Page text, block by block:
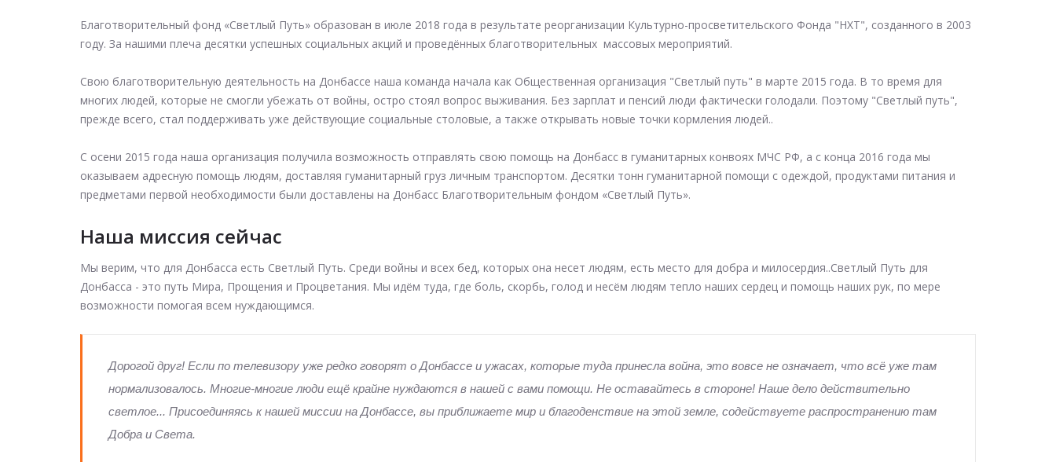
Благотворительный фонд «Светлый Путь» образован в июле 2018 года в результате реорганизации Культурно-просветительского Фонда "НХТ", созданного в 2003
году. За нашими плеча десятки успешных социальных акций и проведённых благотворительных массовых мероприятий.
Свою благотворительную деятельность на Донбассе наша команда начала как Общественная организация "Светлый путь" в марте 2015 года. В то время для
многих людей, которые не смогли убежать от войны, остро стоял вопрос выживания. Без зарплат и пенсий люди фактически голодали. Поэтому "Светлый путь",
прежде всего, стал поддерживать уже действующие социальные столовые, а также открывать новые точки кормления людей..
С осени 2015 года наша организация получила возможность отправлять свою помощь на Донбасс в гуманитарных конвоях МЧС РФ, а с конца 2016 года мы
оказываем адресную помощь людям, доставляя гуманитарный груз личным транспортом. Десятки тонн гуманитарной помощи с одеждой, продуктами питания и
предметами первой необходимости были доставлены на Донбасс Благотворительным фондом «Светлый Путь».
Наша миссия сейчас
Мы верим, что для Донбасса есть Светлый Путь. Среди войны и всех бед, которых она несет людям, есть место для добра и милосердия..Светлый Путь для
Донбасса - это путь Мира, Прощения и Процветания. Мы идём туда, где боль, скорбь, голод и несём людям тепло наших сердец и помощь наших рук, по мере
возможности помогая всем нуждающимся.
Дорогой друг! Если по телевизору уже редко говорят о Донбассе и ужасах, которые туда принесла война, это вовсе не означает, что всё уже там
нормализовалось. Многие-многие люди ещё крайне нуждаются в нашей с вами помощи. Не оставайтесь в стороне! Наше дело действительно
светлое... Присоединяясь к нашей миссии на Донбассе, вы приближаете мир и благоденствие на этой земле, содействуете распространению там
Добра и Света.